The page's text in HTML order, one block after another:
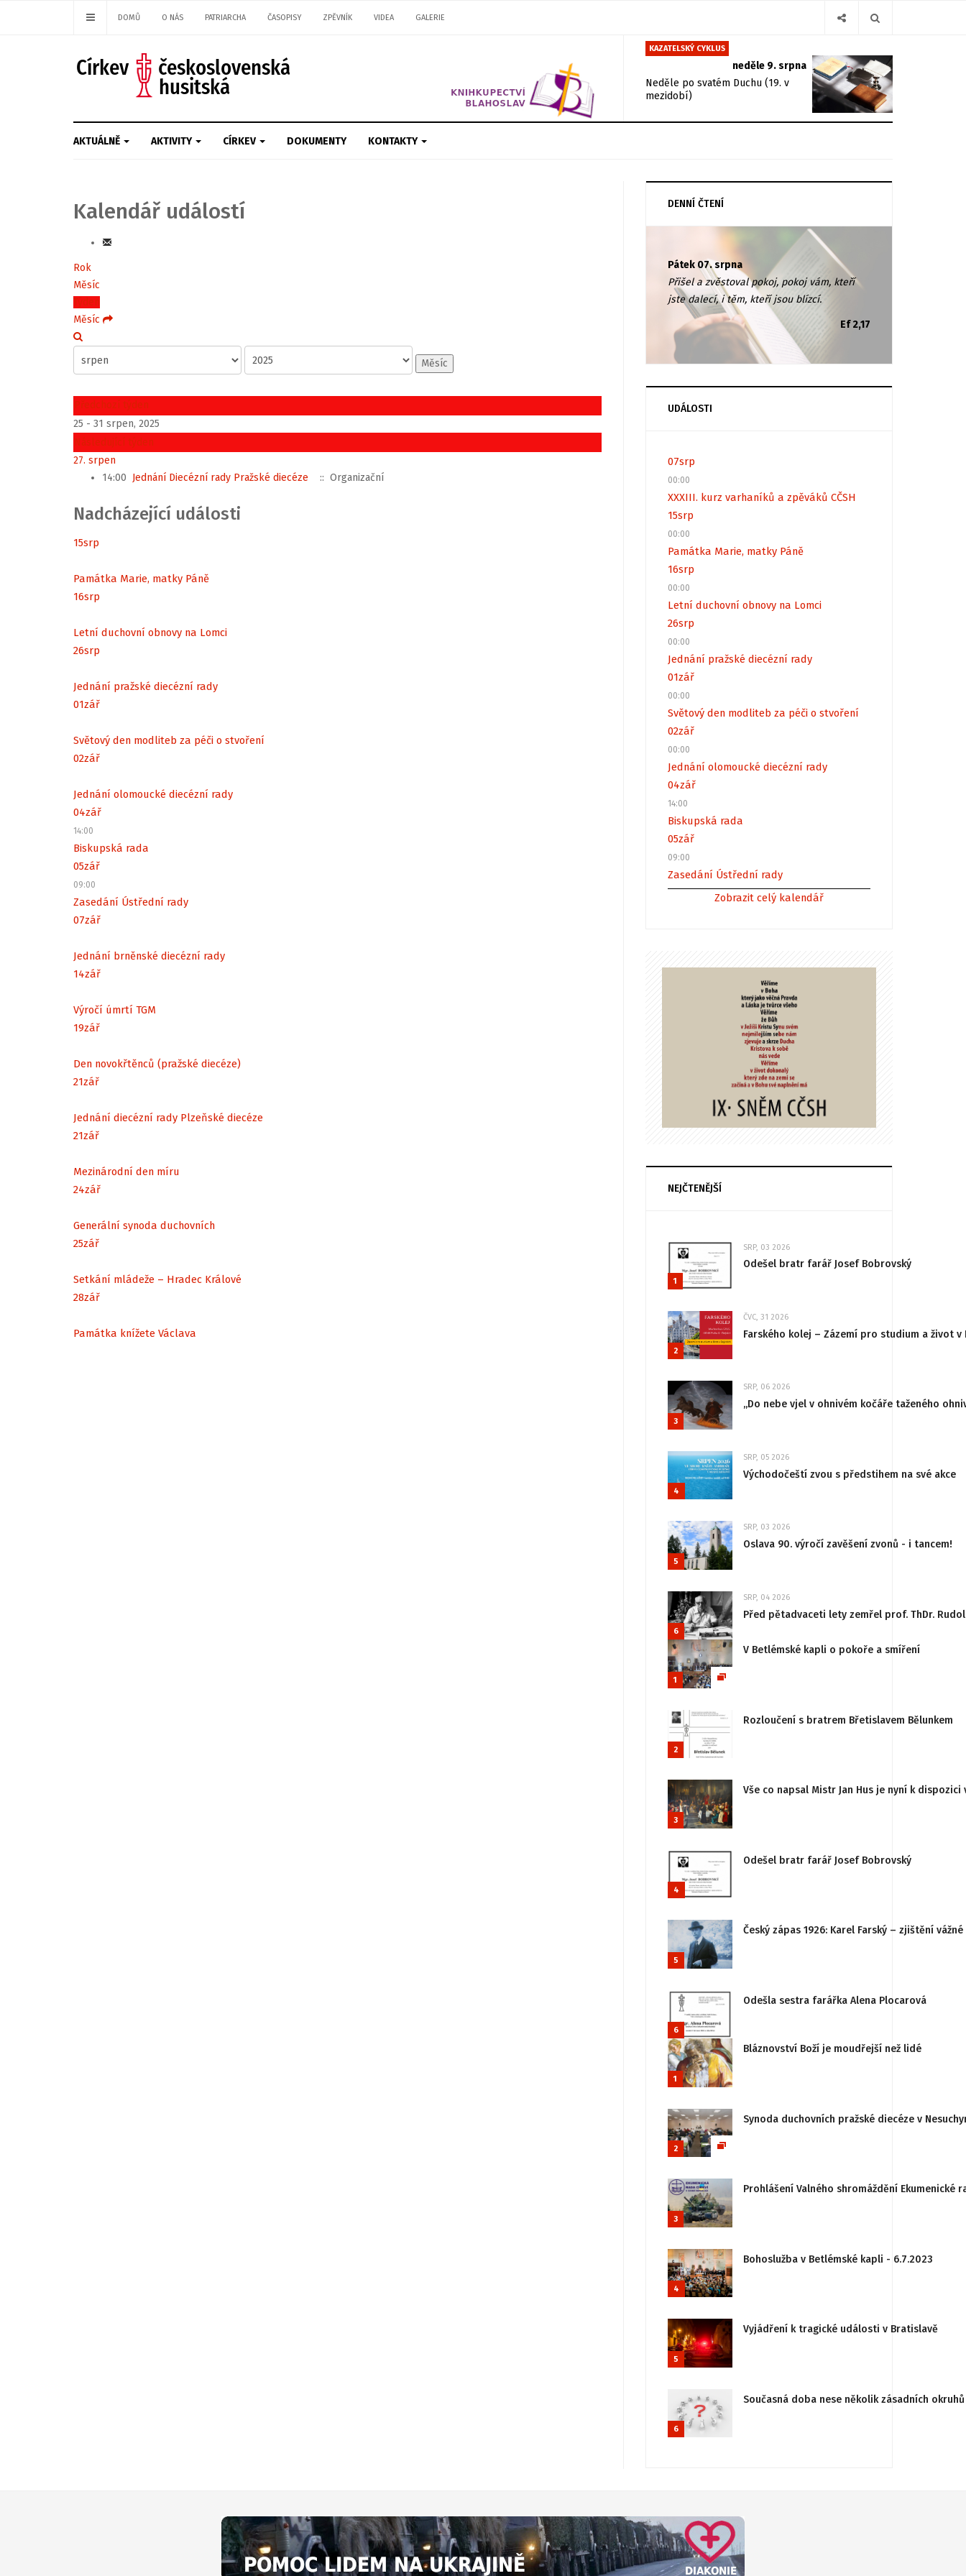
DOMŮ O NÁS PATRIARCHA ČASOPISY ZPĚVNÍK VIDEA GALERIE
KAZATELSKÝ CYKLUS
neděle 9. srpna
Neděle po svatém Duchu (19. v
mezidobí)
AKTUÁLNĚ AKTIVITY CÍRKEV DOKUMENTY KONTAKTY
Kalendář událostí
Rok
Měsíc
Týden
Měsíc
Měsíc
Předchozí týden
25 - 31 srpen, 2025
Následující týden
27. srpen
14:00 Jednání Diecézní rady Pražské diecéze :: Organizační
Nadcházející události
15srp
Památka Marie, matky Páně
16srp
Letní duchovní obnovy na Lomci
26srp
Jednání pražské diecézní rady
01zář
Světový den modliteb za péči o stvoření
02zář
Jednání olomoucké diecézní rady
04zář
14:00
Biskupská rada
05zář
09:00
Zasedání Ústřední rady
07zář
Jednání brněnské diecézní rady
14zář
Výročí úmrtí TGM
19zář
Den novokřtěnců (pražské diecéze)
21zář
Jednání diecézní rady Plzeňské diecéze
21zář
Mezinárodní den míru
24zář
Generální synoda duchovních
25zář
Setkání mládeže – Hradec Králové
28zář
Památka knížete Václava
DENNÍ ČTENÍ
Pátek 07. srpna
Přišel a zvěstoval pokoj, pokoj vám, kteří
jste dalecí, i těm, kteří jsou blízcí.
Ef 2,17
UDÁLOSTI
07srp
00:00
XXXIII. kurz varhaníků a zpěváků CČSH
15srp
00:00
Památka Marie, matky Páně
16srp
00:00
Letní duchovní obnovy na Lomci
26srp
00:00
Jednání pražské diecézní rady
01zář
00:00
Světový den modliteb za péči o stvoření
02zář
00:00
Jednání olomoucké diecézní rady
04zář
14:00
Biskupská rada
05zář
09:00
Zasedání Ústřední rady
Zobrazit celý kalendář
NEJČTENĚJŠÍ
1
SRP, 03 2026
Odešel bratr farář Josef Bobrovský
2
ČVC, 31 2026
Farského kolej – Zázemí pro studium a život v
3
SRP, 06 2026
„Do nebe vjel v ohnivém kočáře taženého
4
SRP, 05 2026
Východočeští zvou s předstihem na své akce
5
SRP, 03 2026
Oslava 90. výročí zavěšení zvonů - i tancem!
6
SRP, 04 2026
Před pětadvaceti lety zemřel prof. ThDr.
1
V Betlémské kapli o pokoře a smíření
2
Rozloučení s bratrem Břetislavem Bělunkem
3
Vše co napsal Mistr Jan Hus je nyní k
4
Odešel bratr farář Josef Bobrovský
5
Český zápas 1926: Karel Farský – zjištění
6
Odešla sestra farářka Alena Plocarová
1
Bláznovství Boží je moudřejší než lidé
2
Synoda duchovních pražské diecéze v
3
Prohlášení Valného shromáždění
4
Bohoslužba v Betlémské kapli - 6.7.2023
5
Vyjádření k tragické události v Bratislavě
6
Současná doba nese několik zásadních